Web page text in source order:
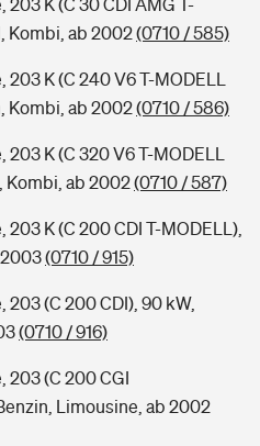
K (C 30 CDI AMG T-
Kombi, ab 2002(0710 / 585)
K (C 240 V6 T-MODELL
Kombi, ab 2002(0710 / 586)
K (C 320 V6 T-MODELL
Kombi, ab 2002(0710 / 587)
K (C 200 CDI T-MODELL),
(0710 / 915)
(C 200 CDI), 90 kW,
(0710 / 916)
203 (C 200 CGI
Limousine, ab 2002